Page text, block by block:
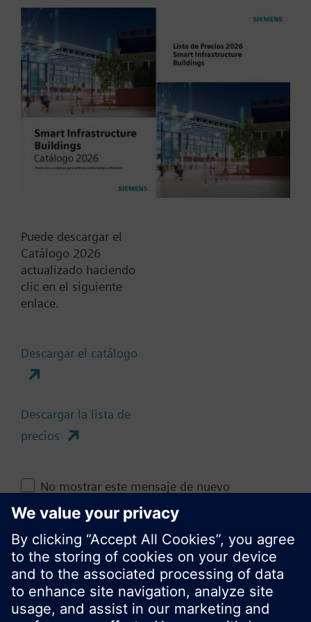
Tensión de servicio 3 V CC (alimentado a pilas o
con la red eléctrica) Versión compacta, opcional con
selector remoto / sonda remota REH92 Temperatura
normal o económica según programa horario 24
horas y semanal Montaje directo con racor de
acoplamiento, no se requieren herramientas
Construcción robusta, libre de mantenimiento,
operación silenciosa
Más
Tipo / Código:
REH90
Código:
BPZ:REH90
Find replacement
Documentos
Resumen técnico
Puede descargar el
Catálogo 2026
actualizado haciendo
clic en el siguiente
enlace.
Descargar el catálogo
Descargar la lista de
precios
No mostrar este mensaje de nuevo
Cerrar
Compartir esta página
Cambia región
ES (es)